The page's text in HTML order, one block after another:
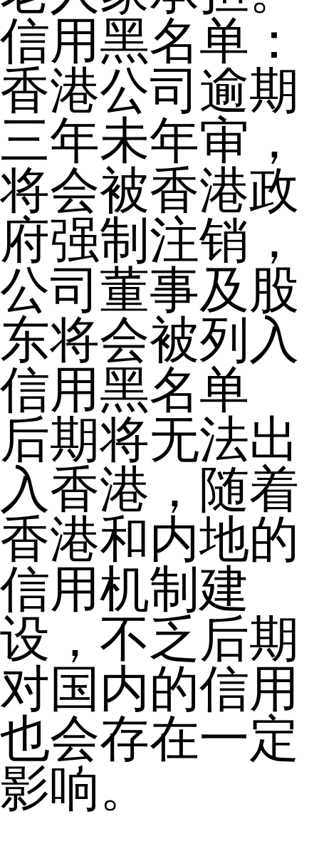
信用黑名单：
香港公司逾期
三年未年审，
将会被香港政
府强制注销，
公司董事及股
东将会被列入
信用黑名单
后期将无法出
入香港，随着
香港和内地的
信用机制建
设，不乏后期
对国内的信用
也会存在一定
影响。